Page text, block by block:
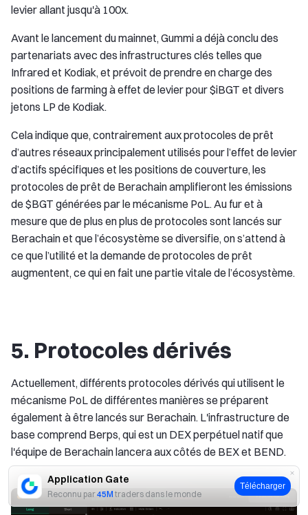
Application Gate
Reconnu par45Mtraders dans le monde
Télécharger
levier allant jusqu'à 100x.
Avant le lancement du mainnet, Gummi a déjà conclu des
partenariats avec des infrastructures clés telles que
Infrared et Kodiak, et prévoit de prendre en charge des
positions de farming à effet de levier pour $iBGT et divers
jetons LP de Kodiak.
Cela indique que, contrairement aux protocoles de prêt
d’autres réseaux principalement utilisés pour l’effet de levier
d’actifs spécifiques et les positions de couverture, les
protocoles de prêt de Berachain amplifieront les émissions
de $BGT générées par le mécanisme PoL. Au fur et à
mesure que de plus en plus de protocoles sont lancés sur
Berachain et que l’écosystème se diversifie, on s’attend à
ce que l’utilité et la demande de protocoles de prêt
augmentent, ce qui en fait une partie vitale de l’écosystème.
5. Protocoles dérivés
Actuellement, différents protocoles dérivés qui utilisent le
mécanisme PoL de différentes manières se préparent
également à être lancés sur Berachain. L'infrastructure de
base comprend Berps, qui est un DEX perpétuel natif que
l'équipe de Berachain lancera aux côtés de BEX et BEND.